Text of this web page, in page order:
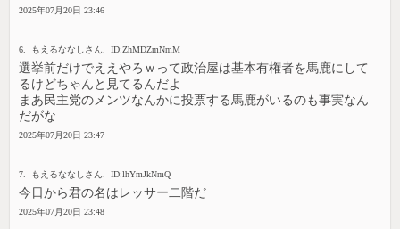
2025年07月20日 23:46
6. もえるななしさん. ID:ZhMDZmNmM
選挙前だけでええやろｗって政治屋は基本有権者を馬鹿にして
るけどちゃんと見てるんだよ
まあ民主党のメンツなんかに投票する馬鹿がいるのも事実なん
だがな
2025年07月20日 23:47
7. もえるななしさん. ID:lhYmJkNmQ
今日から君の名はレッサー二階だ
2025年07月20日 23:48